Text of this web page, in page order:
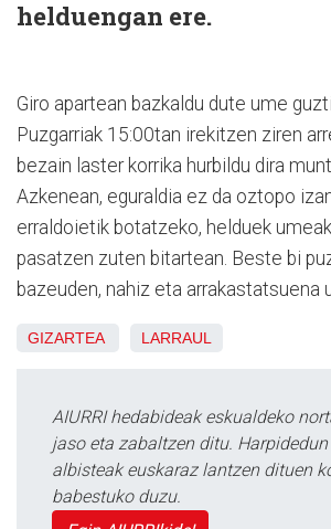
helduengan ere.
Giro apartean bazkaldu dute ume
Puzgarriak 15:00tan irekitzen ziren
bezain laster korrika hurbildu dira
Azkenean, eguraldia ez da oztopo
erraldoietik botatzeko, helduek
pasatzen zuten bitartean. Beste bi
bazeuden, nahiz eta arrakastatsuena
GIZARTEA LARRAUL
AIURRI hedabideak eskualdeko
jaso eta zabaltzen ditu.
albisteak euskaraz lantzen dituen
babestuko duzu.